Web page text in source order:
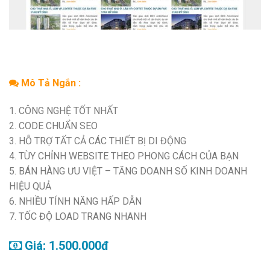
Mô Tả Ngắn :
1. CÔNG NGHỆ TỐT NHẤT
2. CODE CHUẨN SEO
3. HỖ TRỢ TẤT CẢ CÁC THIẾT BỊ DI ĐỘNG
4. TÙY CHỈNH WEBSITE THEO PHONG CÁCH CỦA BẠN
5. BÁN HÀNG ƯU VIỆT – TĂNG DOANH SỐ KINH DOANH
HIỆU QUẢ
6. NHIỀU TÍNH NĂNG HẤP DẪN
7. TỐC ĐỘ LOAD TRANG NHANH
Giá: 1.500.000đ